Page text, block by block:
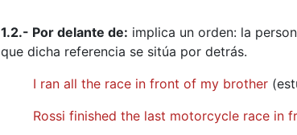
1.2.- Por delante de: implica un orden: la
que dicha referencia se sitúa por detrás.
I ran all the race in front of my brother
Rossi finished the last motorcycle race in